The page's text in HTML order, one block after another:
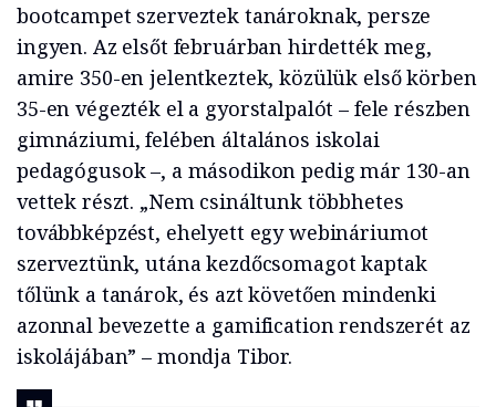
bootcampet szerveztek tanároknak, persze
ingyen. Az elsőt februárban hirdették meg,
amire 350-en jelentkeztek, közülük első körben
35-en végezték el a gyorstalpalót – fele részben
gimnáziumi, felében általános iskolai
pedagógusok –, a másodikon pedig már 130-an
vettek részt. „Nem csináltunk többhetes
továbbképzést, ehelyett egy webináriumot
szerveztünk, utána kezdőcsomagot kaptak
tőlünk a tanárok, és azt követően mindenki
azonnal bevezette a gamification rendszerét az
iskolájában” – mondja Tibor.